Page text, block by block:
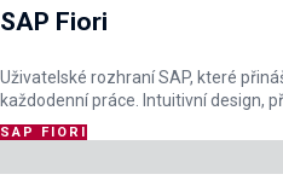
SAP Fiori
Uživatelské rozhraní SAP, které
každodenní práce. Intuitivní design,
SAP FIORI